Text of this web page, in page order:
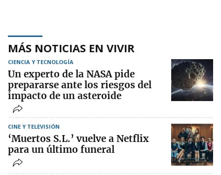
MÁS NOTICIAS EN VIVIR
CIENCIA Y TECNOLOGÍA
Un experto de la NASA pide
prepararse ante los riesgos del
impacto de un asteroide
CINE Y TELEVISIÓN
‘Muertos S.L.’ vuelve a Netflix
para un último funeral